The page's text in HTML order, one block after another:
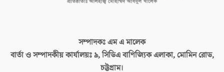
সম্পাদকঃএম এ মালেক
বার্তা ও সম্পাদকীয় কার্যালয়ঃ৯, সিডিএ বাণিজ্যিক এলাকা, মোমিন রোড,
চট্টগ্রাম।